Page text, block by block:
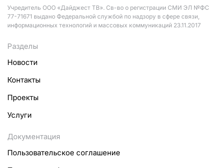
Учредитель ООО «Дайджест ТВ». Св-во о регистрации СМИ ЭЛ №ФС
77-71671 выдано Федеральной службой по надзору в сфере связи,
информационных технологий и массовых коммуникаций 23.11.2017
Разделы
Новости
Контакты
Проекты
Услуги
Документация
Пользовательское соглашение